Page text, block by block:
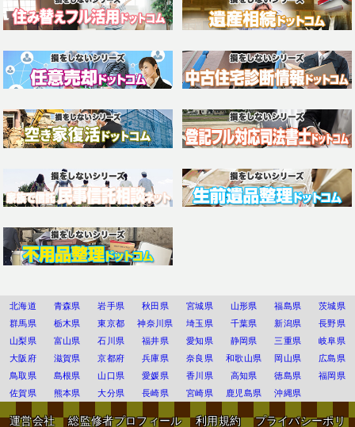
北海道 青森県 岩手県 秋田県 宮城県 山形県 福島県
茨城県
群馬県
栃木県 東京都 神奈川県 埼玉県 千葉県 新潟県
長野県
山梨県
富山県 石川県 福井県 愛知県 静岡県 三重県
岐阜県
大阪府
滋賀県 京都府 兵庫県 奈良県 和歌山県 岡山県
広島県
鳥取県
島根県 山口県 愛媛県 香川県 高知県 徳島県
福岡県
佐賀県
熊本県 大分県 長崎県 宮崎県 鹿児島県 沖縄県
運営会社 総監修者プロフィール 利用規約 プライバシーポリ